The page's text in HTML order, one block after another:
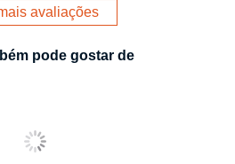
avaliações
pode gostar de